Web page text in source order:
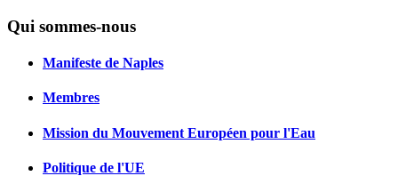
Qui sommes-nous
Manifeste de Naples
Membres
Mission du Mouvement Européen pour l'Eau
Politique de l'UE